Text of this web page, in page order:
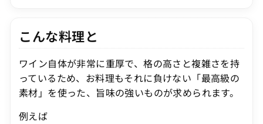
こんな料理と
ワイン自体が非常に重厚で、格の高さと複雑さを持
っているため、お料理もそれに負けない「最高級の
素材」を使った、旨味の強いものが求められます。
例えば